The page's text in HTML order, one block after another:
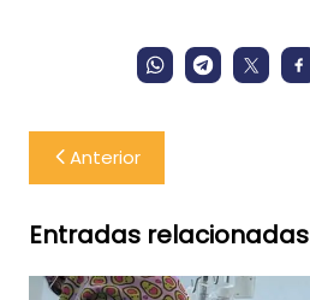
Navegación
de
entradas
Anterior
Entradas relacionadas